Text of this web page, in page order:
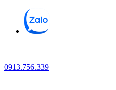
0913.756.339